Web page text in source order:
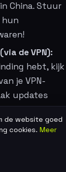
China. Stuur
hun
de VPN):
hebt, kijk
je VPN-
updates
van onze
verschillende,
NordVPN er
de website goed
cookies. Meer